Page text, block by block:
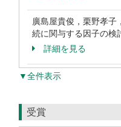
廣島屋貴俊，栗野孝
続に関与する因子の
詳細を見る
▼全件表示
受賞